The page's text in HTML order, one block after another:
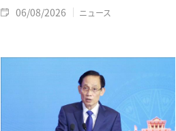
06/08/2026 ニュース